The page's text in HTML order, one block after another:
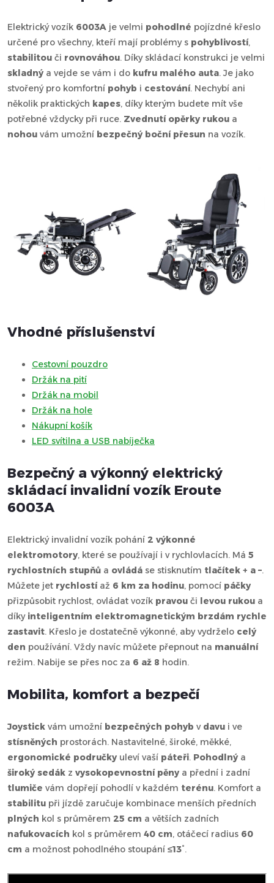
Elektrický vozík 6003A je velmi pohodlné pojízdné křeslo
určené pro všechny, kteří mají problémy s pohyblivostí,
stabilitou či rovnováhou. Díky skládací konstrukci je velmi
skladný a vejde se vám i do kufru malého auta. Je jako
stvořený pro komfortní pohyb i cestování. Nechybí ani
několik praktických kapes, díky kterým budete mít vše
potřebné vždycky při ruce. Zvednutí opěrky rukou a
nohou vám umožní bezpečný boční přesun na vozík.
Vhodné příslušenství
Cestovní pouzdro
Držák na pití
Držák na mobil
Držák na hole
Nákupní košík
LED svítilna a USB nabíječka
Bezpečný a výkonný elektrický
skládací invalidní vozík Eroute
6003A
Elektrický invalidní vozík pohání 2 výkonné
elektromotory, které se používají i v rychlovlacích. Má 5
rychlostních stupňů a ovládá se stisknutím tlačítek + a –.
Můžete jet rychlostíaž 6 km za hodinu, pomocí páčky
přizpůsobit rychlost, ovládat vozík pravou či levou rukou a
díky inteligentním elektromagnetickým brzdám rychle
zastavit. Křeslo je dostatečně výkonné, aby vydrželo celý
den používání. Vždy navíc můžete přepnout na manuální
režim. Nabije se přes noc za 6 až 8 hodin.
Mobilita, komfort a bezpečí
Joystick vám umožní bezpečných pohyb v davu i ve
stísněných prostorách. Nastavitelné, široké, měkké,
ergonomické područky uleví vaší páteři. Pohodlný a
široký sedák z vysokopevnostní pěny a přední i zadní
tlumiče vám dopřejí pohodlí v každém terénu. Komfort a
stabilitu při jízdě zaručuje kombinace menších předních
plných kol s průměrem 25 cm a větších zadních
nafukovacích kol s průměrem 40 cm, otáčecí radius 60
cm a možnost pohodlného stoupání ≤13°.